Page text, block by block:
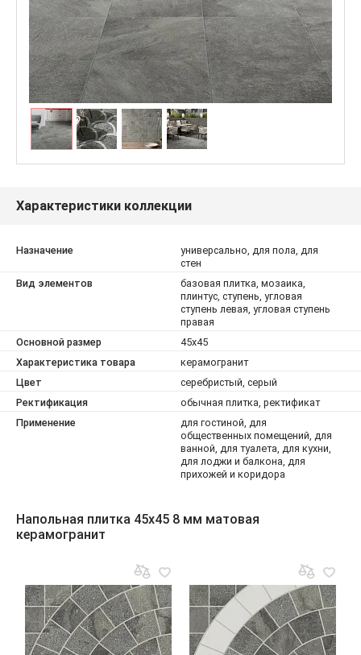
Характеристики коллекции
Назначение
универсально, для пола, для
стен
Вид элементов
базовая плитка, мозаика,
плинтус, ступень, угловая
ступень левая, угловая ступень
правая
Основной размер
45x45
Характеристика товара
керамогранит
Цвет
серебристый, серый
Ректификация
обычная плитка, ректификат
Применение
для гостиной, для
общественных помещений, для
ванной, для туалета, для кухни,
для лоджи и балкона, для
прихожей и коридора
Напольная плитка 45x45 8 мм матовая
керамогранит